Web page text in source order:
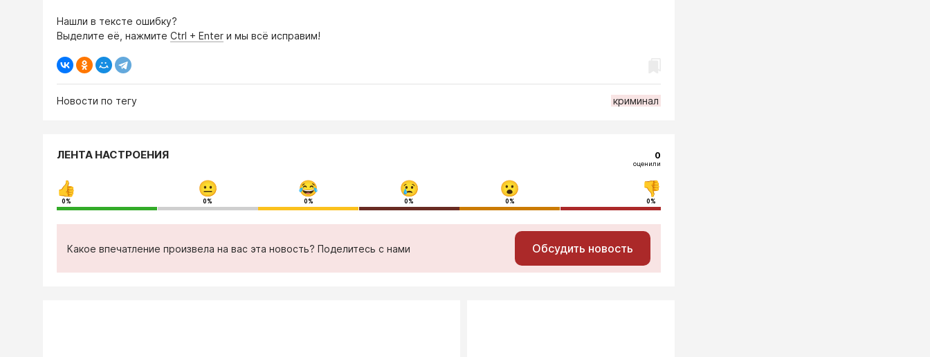
Нашли в тексте ошибку?
Выделите её, нажмите Ctrl + Enter и мы всё исправим!
Новости по тегу криминал
ЛЕНТА НАСТРОЕНИЯ 0
оценили
0% 0% 0% 0% 0% 0%
Какое впечатление произвела на вас эта новость? Поделитесь с нами Обсудить новость